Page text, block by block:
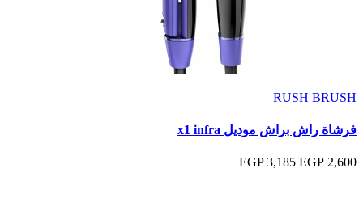
RUSH BRUSH
فرشاة راش براش موديل x1 infra
2,600 EGP
3,185 EGP